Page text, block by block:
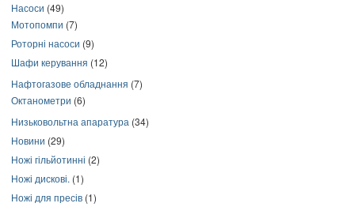
Насоси (49)
Мотопомпи (7)
Роторні насоси (9)
Шафи керування (12)
Нафтогазове обладнання (7)
Октанометри (6)
Низьковольтна апаратура (34)
Новини (29)
Ножі гільйотинні (2)
Ножі дискові. (1)
Ножі для пресів (1)